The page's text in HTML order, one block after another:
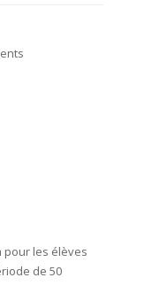
pour les élèves
de 50